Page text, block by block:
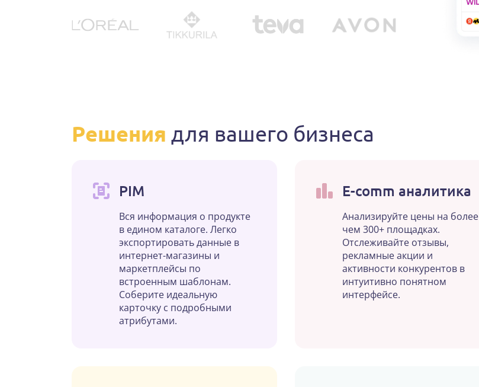
Решения для вашего бизнеса
PIM
Вся информация о продукте
в едином каталоге. Легко
экспортировать данные в
интернет-магазины и
маркетплейсы по
встроенным шаблонам.
Соберите идеальную
карточку с подробными
атрибутами.
E-comm аналитика
Анализируйте цены на более
чем 300+ площадках.
Отслеживайте отзывы,
рекламные акции и
активности конкурентов в
интуитивно понятном
интерфейсе.